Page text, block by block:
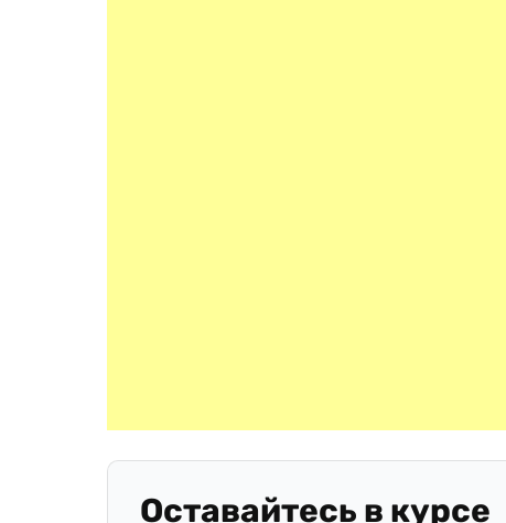
Оставайтесь в курсе